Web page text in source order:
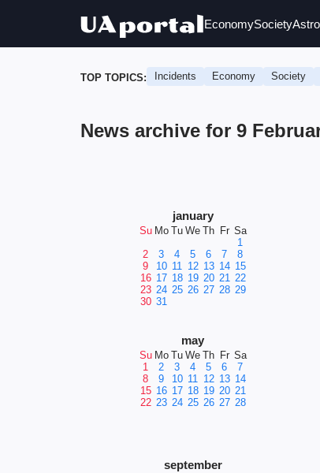
EconomySociety
TOP TOPICS: Incidents Economy Society
News archive for 9
january
Su Mo Tu We Th Fr Sa
1
2
3 4 5 6 7
8
9
10 11 12 13 14 15
16 17 18 19 20 21 22
23 24 25 26 27 28 29
30 31
may
Su Mo Tu We Th Fr Sa
1
2 3 4 5 6
7
8
9 10 11 12 13 14
15 16 17 18 19 20 21
22 23 24 25 26 27 28
september